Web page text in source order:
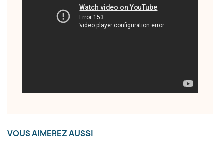
VOUS AIMEREZ AUSSI